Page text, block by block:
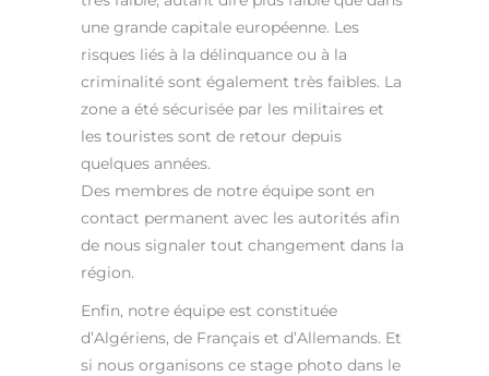
une grande capitale européenne. Les
risques liés à la délinquance ou à la
criminalité sont également très faibles. La
zone a été sécurisée par les militaires et
les touristes sont de retour depuis
quelques années.
Des membres de notre équipe sont en
contact permanent avec les autorités afin
de nous signaler tout changement dans la
région.
Enfin, notre équipe est constituée
d’Algériens, de Français et d’Allemands. Et
si nous organisons ce stage photo dans le